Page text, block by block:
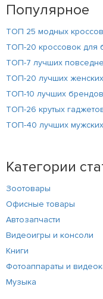
Популярное
ТОП 25 модных
ТОП-20 кроссовок для
ТОП-7 лучших
ТОП-20 лучших
ТОП-10 лучших
ТОП-26 крутых
ТОП-40 лучших
Категории
Зоотовары
Офисные товары
Автозапчасти
Видеоигры и консоли
Книги
Фотоаппараты и
Музыка